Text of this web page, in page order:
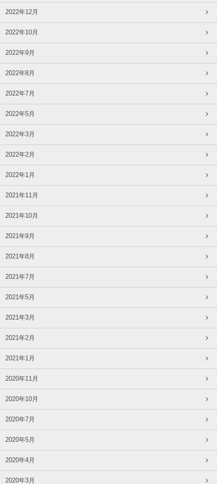
2022年12月
2022年10月
2022年9月
2022年8月
2022年7月
2022年5月
2022年3月
2022年2月
2022年1月
2021年11月
2021年10月
2021年9月
2021年8月
2021年7月
2021年5月
2021年3月
2021年2月
2021年1月
2020年11月
2020年10月
2020年7月
2020年5月
2020年4月
2020年3月